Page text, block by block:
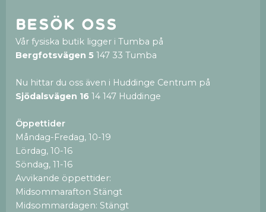
Besök oss
Vår fysiska butik ligger i Tumba på
Bergfotsvägen 5 147 33 Tumba
Nu hittar du oss även i Huddinge Centrum på
Sjödalsvägen 16 14 147 Huddinge
Öppettider
Måndag-Fredag, 10-19
Lördag, 10-16
Söndag, 11-16
Avvikande öppettider:
Midsommarafton Stängt
Midsommardagen: Stängt